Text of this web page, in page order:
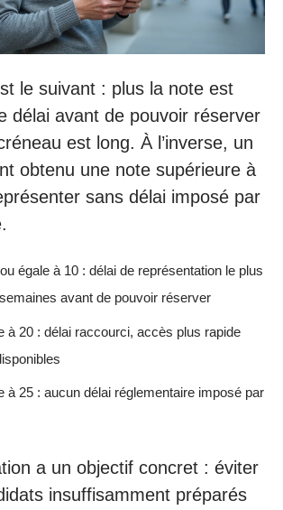
le suivant : plus la note est
délai avant de pouvoir réserver
est long. À l’inverse, un
obtenu une note supérieure à
sans délai imposé par
égale à 10 : délai de représentation le plus
avant de pouvoir réserver
à 20 : délai raccourci, accès plus rapide
à 25 : aucun délai réglementaire imposé par
a un objectif concret : éviter
insuffisamment préparés